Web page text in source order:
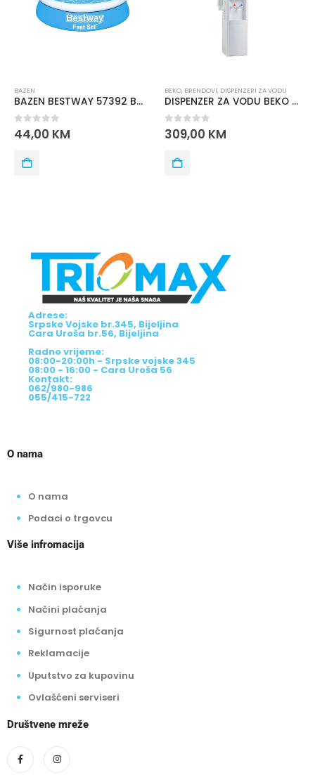
BAZEN
BAZEN BESTWAY 57392 BW 1.83m X51 cm
0out of 5
44,00 KM
BEKO, BRENDOVI, DISPENZERI ZA VODU
DISPENZER ZA VODU BEKO BSS 2201 TT
0 out of 5
309,00 KM
Adrese:
Srpske Vojske br.345, Bijeljina
Cara Uroša br.56, Bijeljina
Radno vrijeme:
08:00-20:00h - Srpske vojske 345
08:00 - 16:00 - Cara Uroša 56
Kontakt:
062/980-986
055/415-722
O nama
O nama
Podaci o trgovcu
Više infromacija
Način isporuke
Načini plaćanja
Sigurnost plaćanja
Reklamacije
Uputstvo za kupovinu
Ovlašćeni serviseri
Društvene mreže